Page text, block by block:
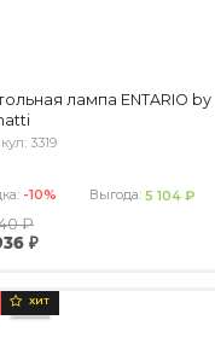
лампа ENTARIO by
3319
-10% Выгода:5 104 ₽
₽
₽
ХИТ